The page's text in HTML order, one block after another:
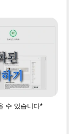
수 있습니다*